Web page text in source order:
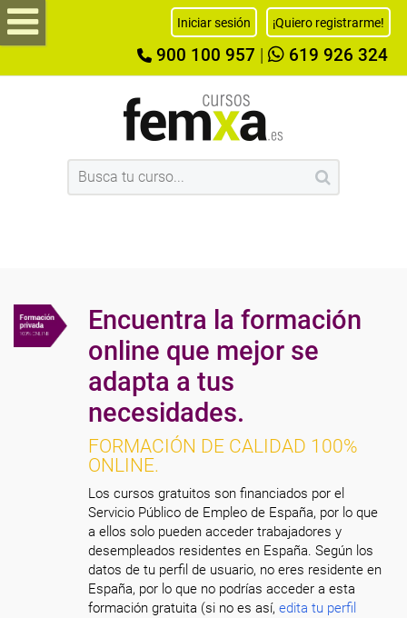
Iniciar sesión ¡Quiero registrarme!
900 100 957 619 926 324
Encuentra la formación
online que mejor se
adapta a tus
necesidades.
FORMACIÓN DE CALIDAD 100%
ONLINE.
Los cursos gratuitos son financiados por el
Servicio Público de Empleo de España, por lo que
a ellos solo pueden acceder trabajadores y
desempleados residentes en España. Según los
datos de tu perfil de usuario, no eres residente en
España, por lo que no podrías acceder a esta
formación gratuita (si no es así,edita tu perfil